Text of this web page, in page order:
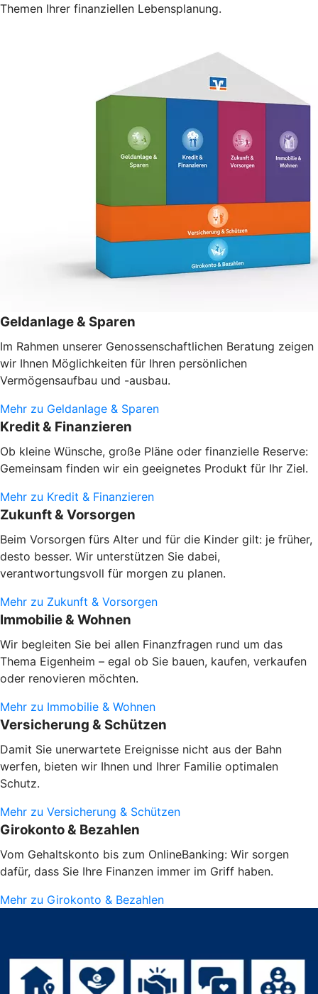
Themen Ihrer finanziellen Lebensplanung.
Geldanlage & Sparen
Im Rahmen unserer Genossenschaftlichen Beratung zeigen
wir Ihnen Möglichkeiten für Ihren persönlichen
Vermögensaufbau und -ausbau.
Mehr zu Geldanlage & Sparen
Kredit & Finanzieren
Ob kleine Wünsche, große Pläne oder finanzielle Reserve:
Gemeinsam finden wir ein geeignetes Produkt für Ihr Ziel.
Mehr zu Kredit & Finanzieren
Zukunft & Vorsorgen
Beim Vorsorgen fürs Alter und für die Kinder gilt: je früher,
desto besser. Wir unterstützen Sie dabei,
verantwortungsvoll für morgen zu planen.
Mehr zu Zukunft & Vorsorgen
Immobilie & Wohnen
Wir begleiten Sie bei allen Finanzfragen rund um das
Thema Eigenheim – egal ob Sie bauen, kaufen, verkaufen
oder renovieren möchten.
Mehr zu Immobilie & Wohnen
Versicherung & Schützen
Damit Sie unerwartete Ereignisse nicht aus der Bahn
werfen, bieten wir Ihnen und Ihrer Familie optimalen
Schutz.
Mehr zu Versicherung & Schützen
Girokonto & Bezahlen
Vom Gehaltskonto bis zum OnlineBanking: Wir sorgen
dafür, dass Sie Ihre Finanzen immer im Griff haben.
Mehr zu Girokonto & Bezahlen